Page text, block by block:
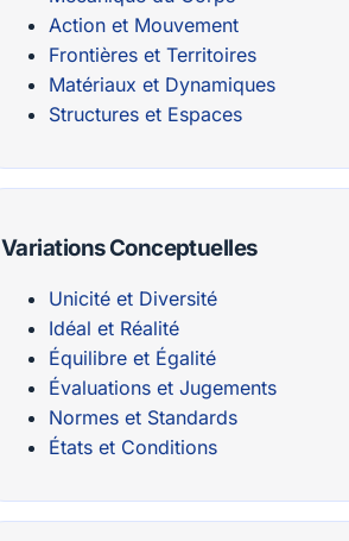
Action et Mouvement
Frontières et Territoires
Matériaux et Dynamiques
Structures et Espaces
Variations Conceptuelles
Unicité et Diversité
Idéal et Réalité
Équilibre et Égalité
Évaluations et Jugements
Normes et Standards
États et Conditions